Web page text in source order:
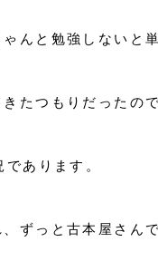
んと勉強しないと
たつもりだったの
あります。
ずっと古本屋さん